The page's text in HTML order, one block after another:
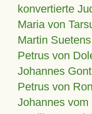
konvertierte
Maria von
Martin Suetens
Petrus von
Johannes
Petrus von
Johannes